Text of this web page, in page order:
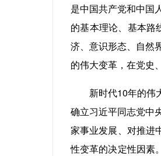
是中国共产党和中国
的基本理论、基本路
济、意识形态、自然
的伟大变革，在党史
新时代10年的伟大
确立习近平同志党中
家事业发展、对推进
性变革的决定性因素